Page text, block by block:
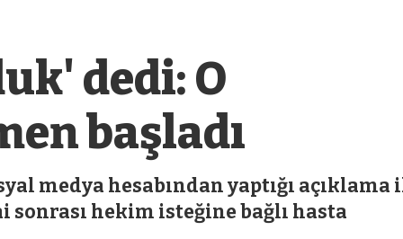
dedi: O
başladı
medya hesabından yaptığı açıklama
sonrası hekim isteğine bağlı hasta